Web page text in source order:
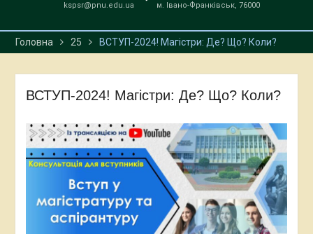
kspsr@pnu.edu.ua
м. Івано-Франківськ, 76000
Головна 25 ВСТУП-2024! Магістри: Де? Що? Коли?
ВСТУП-2024! Магістри: Де? Що? Коли?